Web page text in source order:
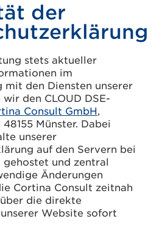
der
stets aktueller
im
mit den Diensten unserer
den CLOUD DSE-
Consult GmbH,
Münster. Dabei
unserer
auf den Servern bei
gehostet und zentral
Änderungen
Cortina Consult zeitnah
die direkte
Website sofort